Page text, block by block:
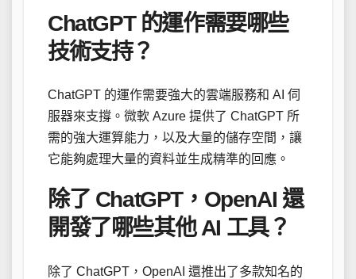
ChatGPT 的運作需要哪些
技術支持？
ChatGPT 的運作需要強大的雲端服務和 AI 伺
服器來支撐。微軟 Azure 提供了 ChatGPT 所
需的強大運算能力，以及大量的儲存空間，讓
它能夠處理大量的資料並生成精準的回應。
除了 ChatGPT，OpenAI 還
開發了哪些其他 AI 工具？
除了 ChatGPT，OpenAI 還推出了多款知名的